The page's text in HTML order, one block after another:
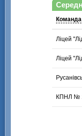
Команда
Ліцей
Ліцей
КПНЛ №